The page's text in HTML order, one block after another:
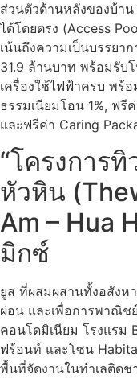
ส่วนตัวด้านหลังของบ้า
ได้โดยตรง (Access
เน้นถึงความเป็นบรรยา
31.9 ล้านบาท พร้อมรับ
เครื่องใช้ไฟฟ้าครบ พร้
ธรรมเนียมโอน 1%, ฟรี
และฟรีค่า Caring
“โครงการทิ
หัวหิน
Am – Hua
มิกซ์
ยูส ที่ผสมผสานทั้งอสังห
ผ่อน และเพื่อการพาณิช
คอนโดมิเนียม โรงแรม
ฟร้อนท์ และโซน
พื้นที่จัดงานในทำเลติดช